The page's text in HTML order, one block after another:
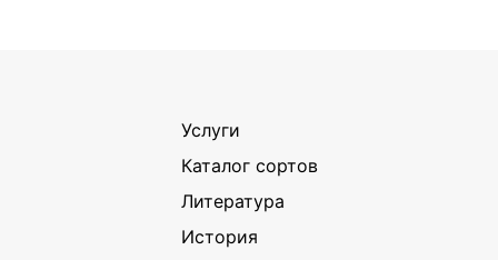
Услуги
Каталог сортов
Литература
История